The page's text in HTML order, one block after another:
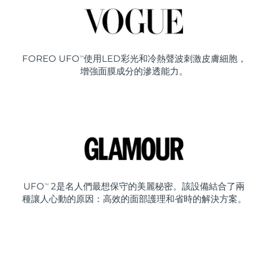
FOREO UFO TM使用LED彩光和冷熱聲波刺激皮膚細胞，
增強面膜成分的滲透能力。
UFO TM
2是名人們最想保守的美麗秘密。該設備結合了兩
種讓人心動的原因：高效的面部護理和省時的解決方案。